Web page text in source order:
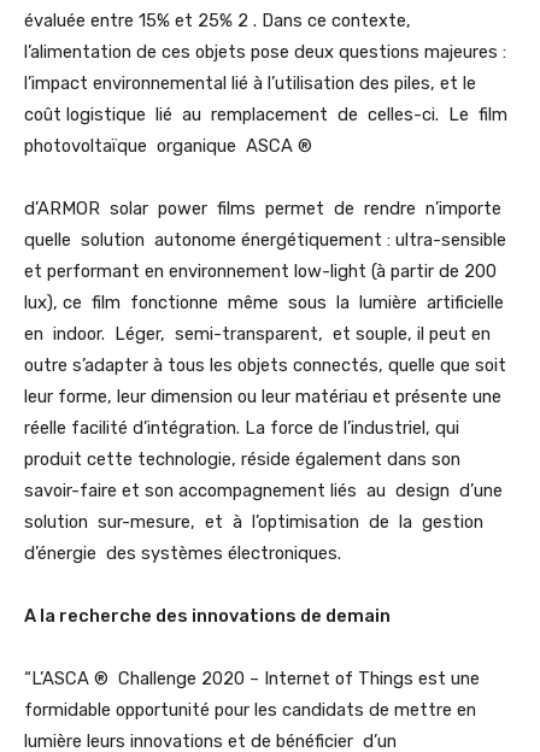
évaluée entre 15% et 25% 2 . Dans ce contexte,
l’alimentation de ces objets pose deux questions majeures :
l’impact environnemental lié à l’utilisation des piles, et le
coût logistique lié au remplacement de celles-ci. Le film
photovoltaïque organique ASCA ®
d’ARMOR solar power films permet de rendre n’importe
quelle solution autonome énergétiquement : ultra-sensible
et performant en environnement low-light (à partir de 200
lux), ce film fonctionne même sous la lumière artificielle
en indoor. Léger, semi-transparent, et souple, il peut en
outre s’adapter à tous les objets connectés, quelle que soit
leur forme, leur dimension ou leur matériau et présente une
réelle facilité d’intégration. La force de l’industriel, qui
produit cette technologie, réside également dans son
savoir-faire et son accompagnement liés au design d’une
solution sur-mesure, et à l’optimisation de la gestion
d’énergie des systèmes électroniques.
A la recherche des innovations de demain
“L’ASCA ® Challenge 2020 – Internet of Things est une
formidable opportunité pour les candidats de mettre en
lumière leurs innovations et de bénéficier d’un